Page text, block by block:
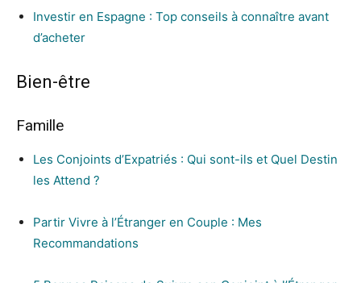
Investir en Espagne : Top conseils à connaître avant
d’acheter
Bien-être
Famille
Les Conjoints d’Expatriés : Qui sont-ils et Quel Destin
les Attend ?
Partir Vivre à l’Étranger en Couple : Mes
Recommandations